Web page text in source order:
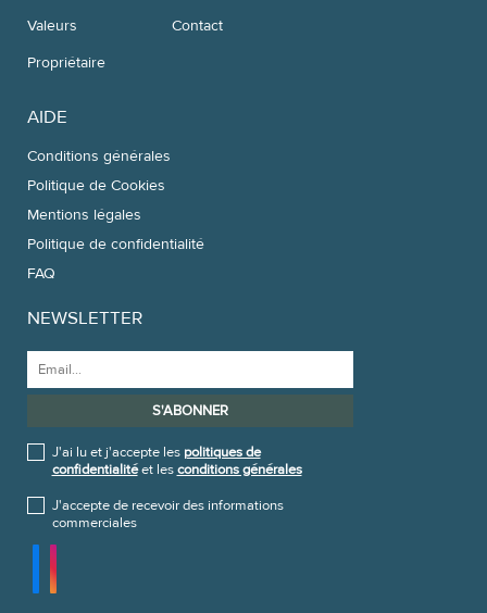
Valeurs
Contact
Propriétaire
AIDE
Conditions générales
Politique de Cookies
Mentions légales
Politique de confidentialité
FAQ
NEWSLETTER
J'ai lu et j'accepte les politiques de
confidentialitéet lesconditions générales
J'accepte de recevoir des informations
commerciales